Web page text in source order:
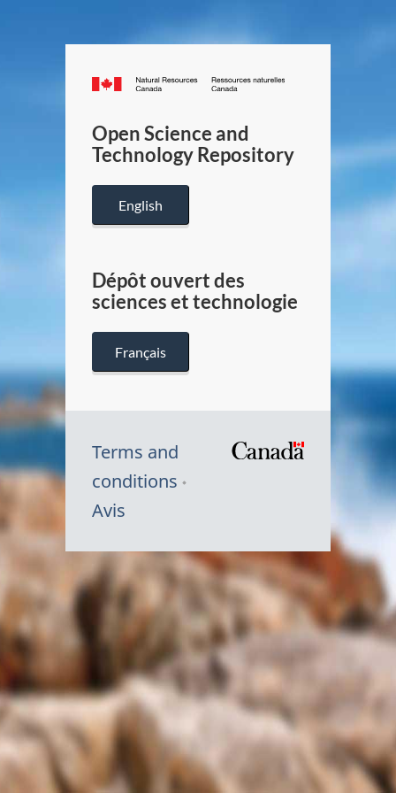
Canada.ca
/
Canada
Open Science and
Technology Repository
English
Dépôt ouvert des
sciences et technologie
Français
Terms and
conditions
Avis
Symbole
du
Canada